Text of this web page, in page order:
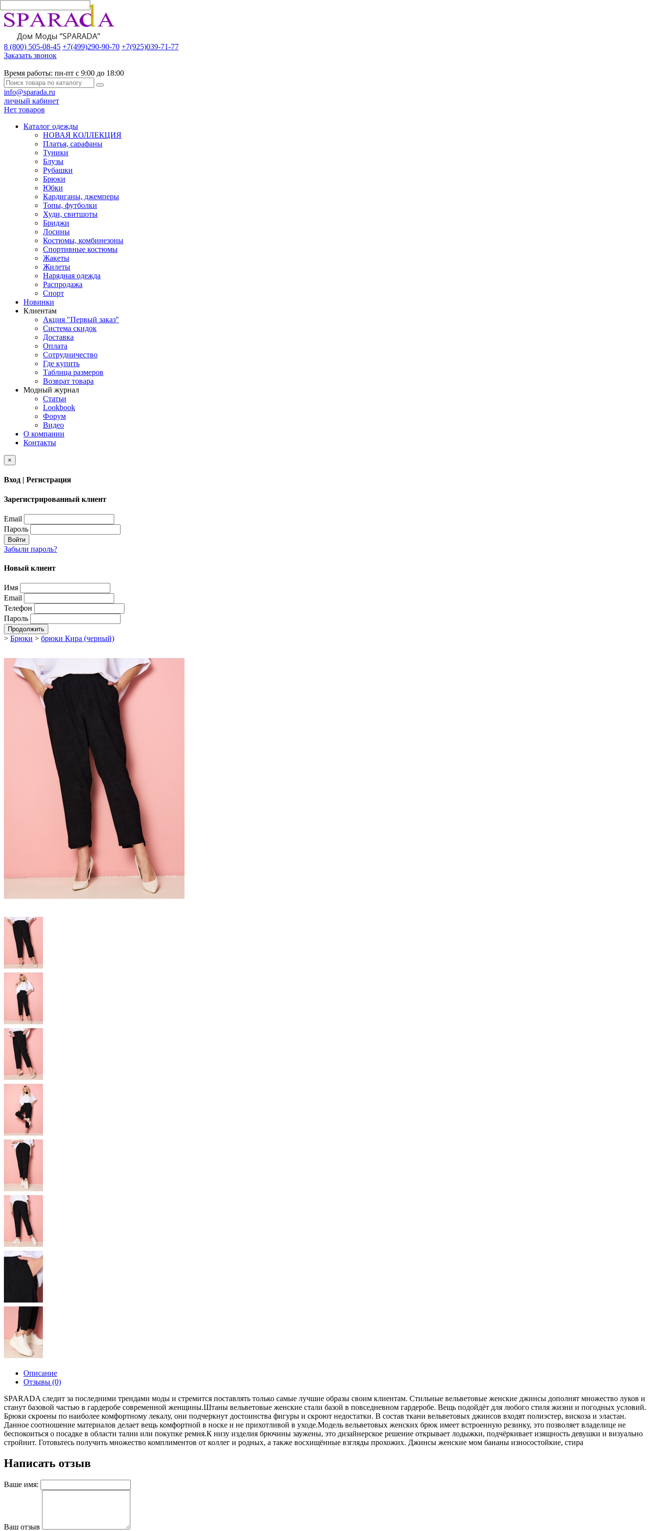
8 (800) 505-08-45 +7(499)290-90-70 +7(925)039-71-77
Заказать звонок
Время работы: пн-пт с 9:00 до 18:00
info@sparada.ru
личный кабинет
Нет товаров
Каталог одежды
НОВАЯ КОЛЛЕКЦИЯ
Платья, сарафаны
Туники
Блузы
Рубашки
Брюки
Юбки
Кардиганы, джемперы
Топы, футболки
Худи, свитшоты
Бриджи
Лосины
Костюмы, комбинезоны
Спортивные костюмы
Жакеты
Жилеты
Нарядная одежда
Распродажа
Спорт
Новинки
Клиентам
Акция "Первый заказ"
Система скидок
Доставка
Оплата
Сотрудничество
Где купить
Таблица размеров
Возврат товара
Модный журнал
Статьи
Lookbook
Форум
Видео
О компании
Контакты
×
Вход | Регистрация
Зарегистрированный клиент
Email
Пароль
Войти
Забыли пароль?
Новый клиент
Имя
Email
Телефон
Пароль
Продолжить
> Брюки > брюки Кира (черный)
Описание
Отзывы (0)
SPARADA следит за последними трендами моды и стремится поставлять только самые лучшие образы своим клиентам. Стильные вельветовые женские джинсы дополнят множество луков и
станут базовой частью в гардеробе современной женщины.Штаны вельветовые женские стали базой в повседневном гардеробе. Вещь подойдёт для любого стиля жизни и погодных условий.
Брюки скроены по наиболее комфортному лекалу, они подчеркнут достоинства фигуры и скроют недостатки. В состав ткани вельветовых джинсов входят полиэстер, вискоза и эластан.
Данное соотношение материалов делает вещь комфортной в носке и не прихотливой в уходе.Модель вельветовых женских брюк имеет встроенную резинку, это позволяет владелице не
беспокоиться о посадке в области талии или покупке ремня.К низу изделия брючины заужены, это дизайнерское решение открывает лодыжки, подчёркивает изящность девушки и визуально
стройнит. Готовьтесь получить множество комплиментов от коллег и родных, а также восхищённые взгляды прохожих. Джинсы женские мом бананы износостойкие, стира
Написать отзыв
Ваше имя:
Ваш отзыв